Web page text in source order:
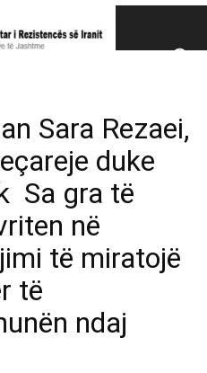
Rezistencës së Iranit (NCRI)
Sara Rezaei,
duke
Sa gra të
në
të miratojë
të
ndaj